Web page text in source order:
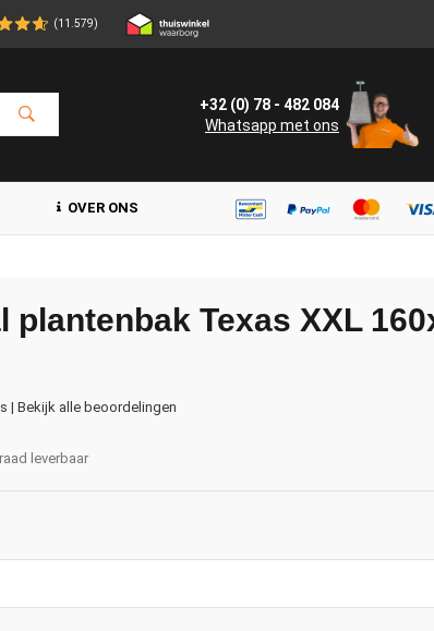
(11.579)
+32 (0) 78 - 482 084
Whatsapp met ons
OVER ONS
plantenbak Texas XXL
| Bekijk alle beoordelingen
leverbaar